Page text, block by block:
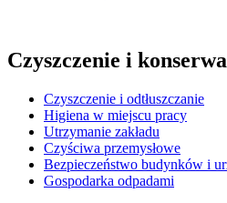
Czyszczenie i
Czyszczenie i odtłuszczanie
Higiena w miejscu pracy
Utrzymanie zakładu
Czyściwa przemysłowe
Bezpieczeństwo budynków i
Gospodarka odpadami